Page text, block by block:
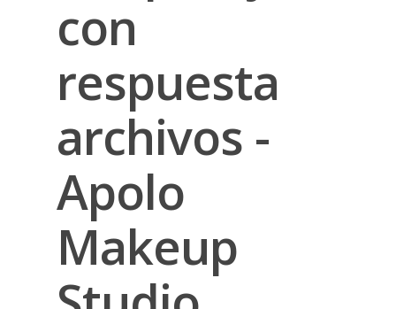
con
respuesta
archivos -
Apolo
Makeup